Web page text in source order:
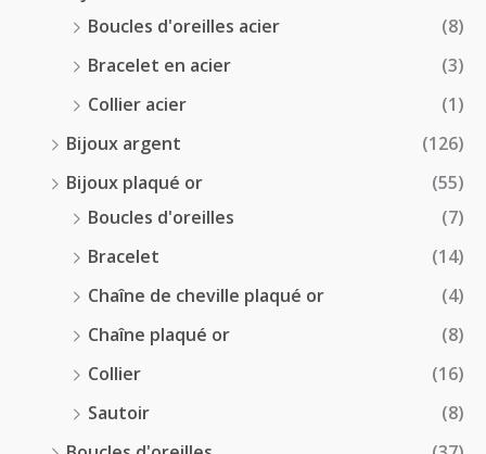
Boucles d'oreilles acier
(8)
Bracelet en acier
(3)
Collier acier
(1)
Bijoux argent
(126)
Bijoux plaqué or
(55)
Boucles d'oreilles
(7)
Bracelet
(14)
Chaîne de cheville plaqué or
(4)
Chaîne plaqué or
(8)
Collier
(16)
Sautoir
(8)